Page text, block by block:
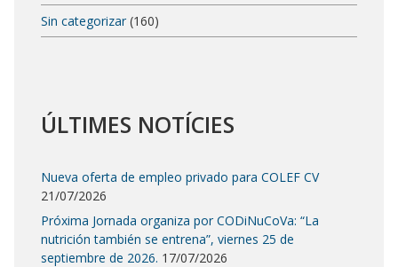
Sin categorizar (160)
ÚLTIMES NOTÍCIES
Nueva oferta de empleo privado para COLEF CV
21/07/2026
Próxima Jornada organiza por CODiNuCoVa: “La
nutrición también se entrena”, viernes 25 de
septiembre de 2026. 17/07/2026